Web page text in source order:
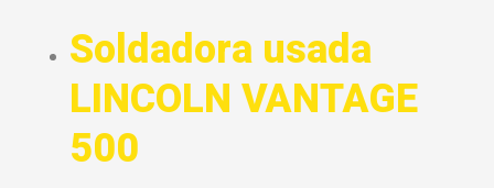
Soldadora usada
LINCOLN VANTAGE
500